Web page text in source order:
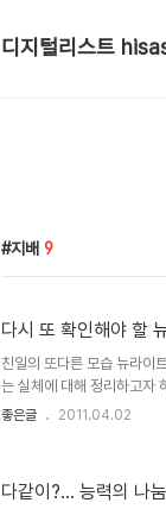
디지털리스트
지배 9
다시 또 확인해야 할
친일의 또다른 모습 뉴라이
는 실체에 대해 정리하고자
해 전 한겨레 한토마에 올라
여 결국 ‘선명한 진보주의자
좋은글 2011.04.02
다같이?... 능력의 나